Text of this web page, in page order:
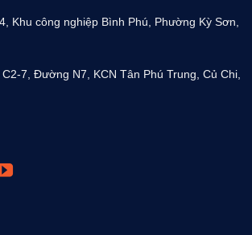
Khu công nghiệp Bình Phú, Phường Kỳ Sơn,
C2-7, Đường N7, KCN Tân Phú Trung, Củ Chi,